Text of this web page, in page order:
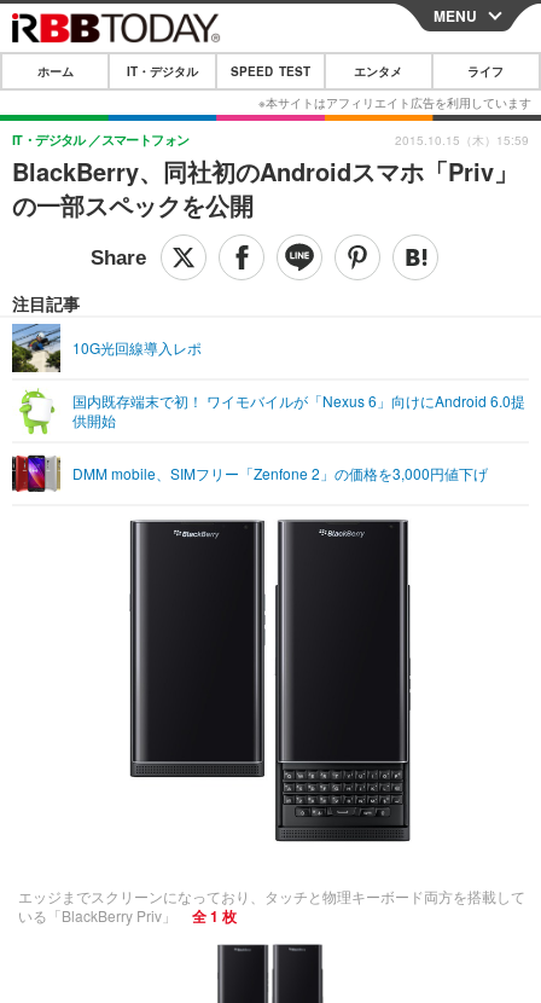
CLOSE
ホーム
IT・デジタル
IT・デジタルTOP スマートフォン
ショッピング その他
SPEED TEST
エンタメTOP 映画・ドラマ
グラビア
ショッピング その他
ライフTOP
その他
リリース一覧
プッシュ通知の停止方法
MENU
ホーム IT・デジタル SPEED TEST エンタメ ライフ
BlackBerry、同社初のAndroidスマホ「Priv」
の一部スペックを公開
IT・デジタル スマートフォン
注目記事
10G光回線導入レポ
国内既存端末で初！ ワイモバイルが「Nexus 6」向けにAndroid 6.0提
供開始
DMM mobile、SIMフリー「Zenfone 2」の価格を3,000円値下げ
2015.10.15（木）15:59
エッジまでスクリーンになっており、タッチと物理キーボード両方を搭載して
いる「BlackBerry Priv」
全 1 枚